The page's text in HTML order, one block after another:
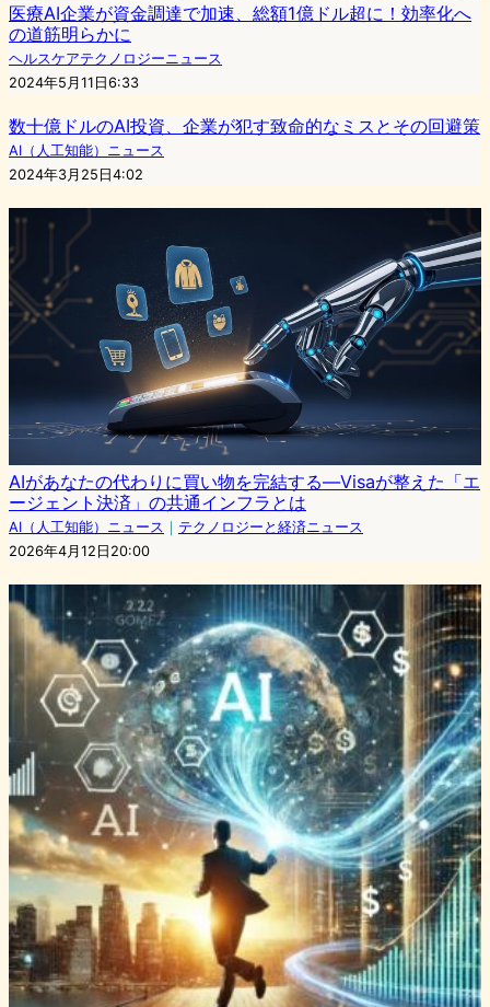
医療AI企業が資金調達で加速、総額1億ドル超に！効率化へ
の道筋明らかに
ヘルスケアテクノロジーニュース
2024年5月11日6:33
数十億ドルのAI投資、企業が犯す致命的なミスとその回避策
AI（人工知能）ニュース
2024年3月25日4:02
AIがあなたの代わりに買い物を完結する—Visaが整えた「エ
ージェント決済」の共通インフラとは
AI（人工知能）ニュース ｜ テクノロジーと経済ニュース
2026年4月12日20:00